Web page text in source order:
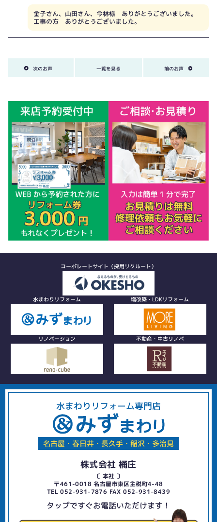
金子さん、山田さん、今林様 ありがとうございました。
工事の方 ありがとうございました。
次のお声 一覧を見る 前のお声
コーポレートサイト（採用リクルート）
水まわりリフォーム 増改築・LDKリフォーム
リノベーション 不動産・中古リノベ
水まわりリフォーム専門店
名古屋・春日井・長久手・稲沢・多治見
株式会社 桶庄
〔 本社 〕
〒461-0018 名古屋市東区主税町4-48
TEL 052-931-7876 FAX 052-931-8439
タップですぐお電話いただけます！